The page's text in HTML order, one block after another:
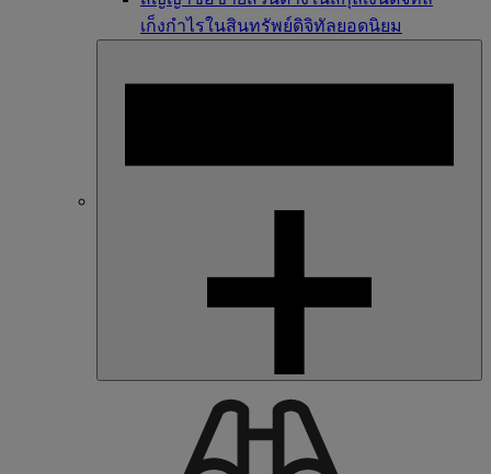
เก็งกำไรในสินทรัพย์ดิจิทัลยอดนิยม